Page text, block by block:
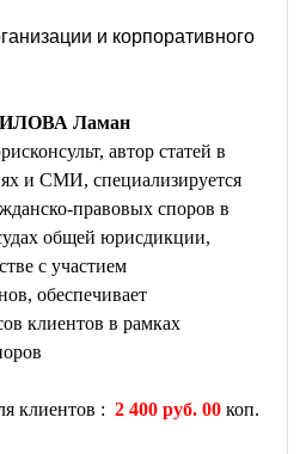
и корпоративного
Ламан
автор статей в
и СМИ, специализируется
правовых споров в
общей юрисдикции,
с участием
обеспечивает
клиентов в рамках
клиентов : 2 400 руб. 00 коп.